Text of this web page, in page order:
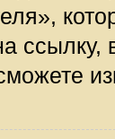
ссылку,